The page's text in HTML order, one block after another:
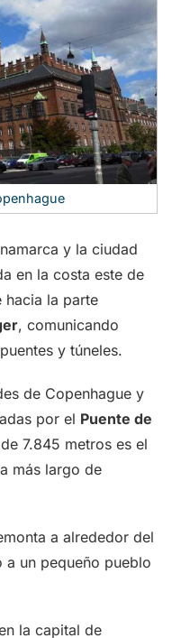
y la ciudad
en la costa este de
hacia la parte
, comunicando
y túneles.
de Copenhague y
por el Puente de
7.845 metros es el
más largo de
a alrededor del
un pequeño pueblo
la capital de